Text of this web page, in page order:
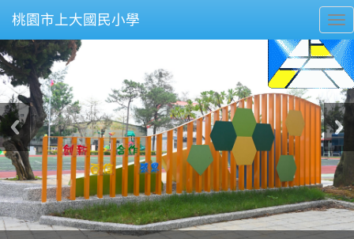
桃園市上大國民小學